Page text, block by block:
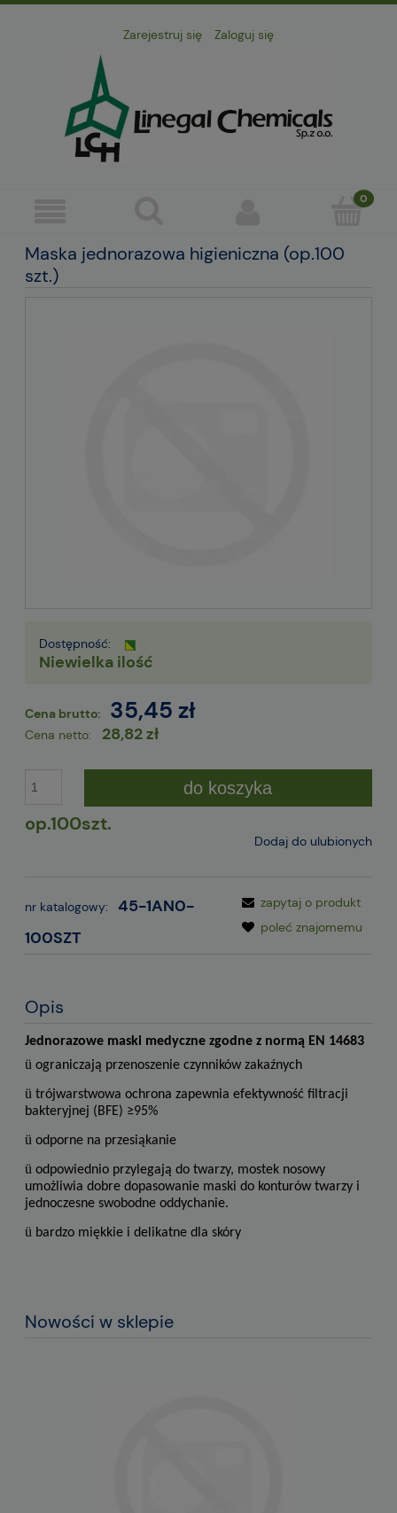
Zarejestruj się Zaloguj się
Maska jednorazowa higieniczna (op.100
szt.)
Dostępność:
Niewielka ilość
Cena brutto: 35,45 zł
Cena netto: 28,82 zł
op.100szt.
do koszyka
Dodaj do ulubionych
nr katalogowy:
45-1AN0-
100SZT
zapytaj o produkt
poleć znajomemu
Opis
Jednorazowe maski medyczne zgodne z normą EN 14683
ü ograniczają przenoszenie czynników zakaźnych
ü trójwarstwowa ochrona zapewnia efektywność filtracji
bakteryjnej (BFE) ≥95%
ü odporne na przesiąkanie
ü odpowiednio przylegają do twarzy, mostek nosowy
umożliwia dobre dopasowanie maski do konturów twarzy i
jednoczesne swobodne oddychanie.
ü bardzo miękkie i delikatne dla skóry
Nowości w sklepie